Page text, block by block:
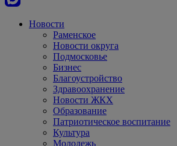
Новости
Раменское
Новости округа
Подмосковье
Бизнес
Благоустройство
Здравоохранение
Новости ЖКХ
Образование
Патриотическое воспитание
Культура
Молодежь